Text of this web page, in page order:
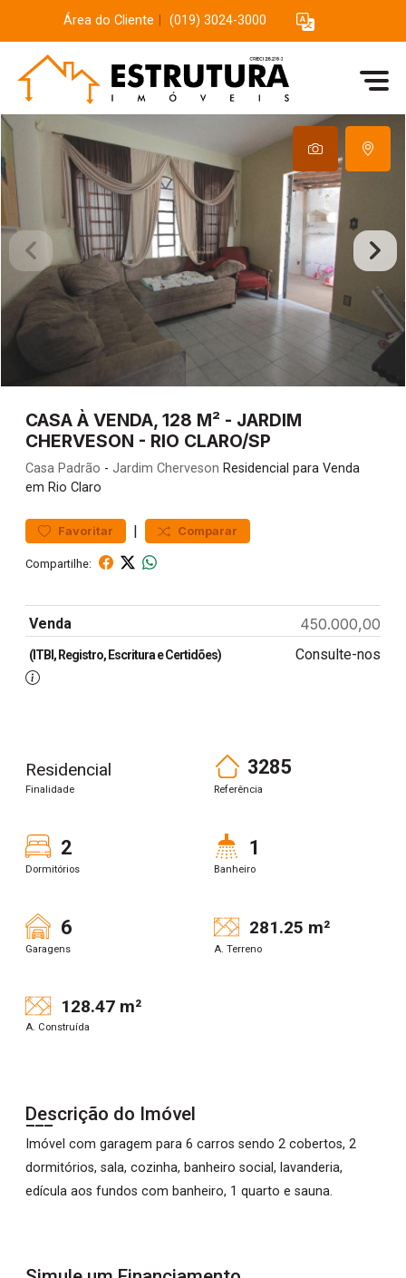
Área do Cliente (019) 3024-3000
CASA À VENDA, 128 M² - JARDIM
CHERVESON - RIO CLARO/SP
Casa Padrão - Jardim Cherveson Residencial para Venda
em Rio Claro
Favoritar | Comparar
Compartilhe:
Venda 450.000,00
(ITBI, Registro, Escritura e Certidões) Consulte-nos
Residencial
Finalidade
3285
Referência
2
Dormitórios
1
Banheiro
6
Garagens
281.25 m²
A. Terreno
128.47 m²
A. Construída
Descrição do Imóvel
Imóvel com garagem para 6 carros sendo 2 cobertos, 2
dormitórios, sala, cozinha, banheiro social, lavanderia,
edícula aos fundos com banheiro, 1 quarto e sauna.